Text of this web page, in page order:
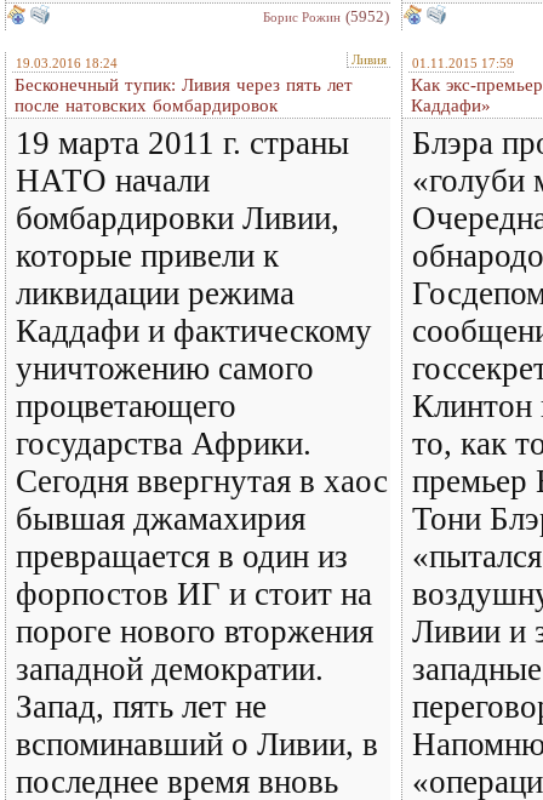
Борис Рожин (5952)
19.03.2016 18:24 Ливия
Бесконечный тупик: Ливия через пять лет
после натовских бомбардировок
19 марта 2011 г. страны
НАТО начали
бомбардировки Ливии,
которые привели к
ликвидации режима
Каддафи и фактическому
уничтожению самого
процветающего
государства Африки.
Сегодня ввергнутая в хаос
бывшая джамахирия
превращается в один из
форпостов ИГ и стоит на
пороге нового вторжения
западной демократии.
Запад, пять лет не
вспоминавший о Ливии, в
последнее время вновь
01.11.2015 17:59
Как экс-
Каддафи»
Блэра
«голуби
Клинтон
то, как
премьер
Тони
Ливии и